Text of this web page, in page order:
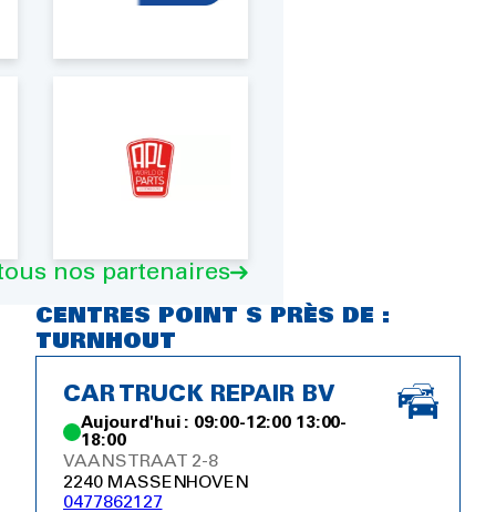
nos partenaires
CENTRES POINT S PRÈS DE :
TURNHOUT
CAR TRUCK REPAIR BV
Aujourd'hui : 09:00-12:00 13:00-
18:00
VAANSTRAAT 2-8
2240 MASSENHOVEN
0477862127